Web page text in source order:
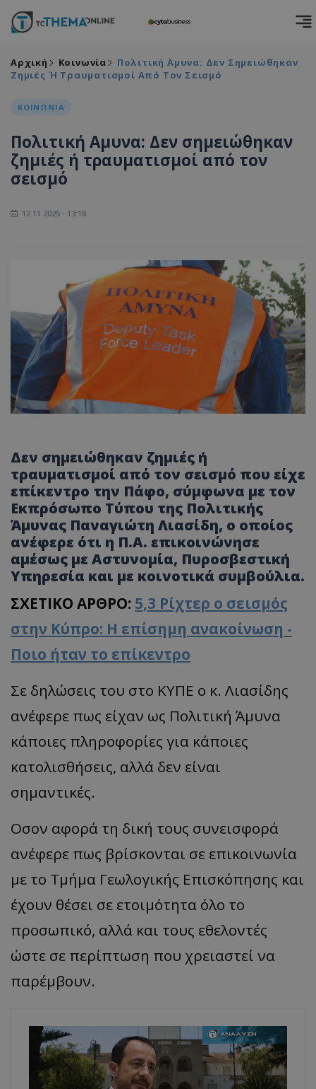
Αρχική Κοινωνία
Πολιτική Αμυνα: Δεν Σημειώθηκαν
Ζημιές Ή Τραυματισμοί Από Τον Σεισμό
ΚΟΙΝΩΝΙΑ
Πολιτική Αμυνα: Δεν σημειώθηκαν
ζημιές ή τραυματισμοί από τον
σεισμό
12.11.2025 - 13:18
Δεν σημειώθηκαν ζημιές ή
τραυματισμοί από τον σεισμό που είχε
επίκεντρο την Πάφο, σύμφωνα με τον
Εκπρόσωπο Τύπου της Πολιτικής
Άμυνας Παναγιώτη Λιασίδη, ο οποίος
ανέφερε ότι η Π.Α. επικοινώνησε
αμέσως με Αστυνομία, Πυροσβεστική
Υπηρεσία και με κοινοτικά συμβούλια.
ΣΧΕΤΙΚΟ ΑΡΘΡΟ: 5,3 Ρίχτερ ο σεισμός
στην Κύπρο: Η επίσημη ανακοίνωση -
Ποιο ήταν το επίκεντρο
Σε δηλώσεις του στο ΚΥΠΕ ο κ. Λιασίδης
ανέφερε πως είχαν ως Πολιτική Άμυνα
κάποιες πληροφορίες για κάποιες
κατολισθήσεις, αλλά δεν είναι
σημαντικές.
Οσον αφορά τη δική τους συνεισφορά
ανέφερε πως βρίσκονται σε επικοινωνία
με το Τμήμα Γεωλογικής Επισκόπησης και
έχουν θέσει σε ετοιμότητα όλο το
προσωπικό, αλλά και τους εθελοντές
ώστε σε περίπτωση που χρειαστεί να
παρέμβουν.